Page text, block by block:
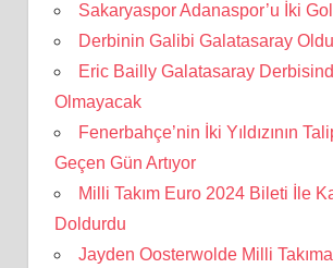
Sakaryaspor Adanaspor’u İki
Derbinin Galibi Galatasaray Oldu
Eric Bailly Galatasaray
Olmayacak
Fenerbahçe’nin İki Yıldızının
Geçen Gün Artıyor
Milli Takım Euro 2024 Bileti İle
Doldurdu
Jayden Oosterwolde Milli Takıma